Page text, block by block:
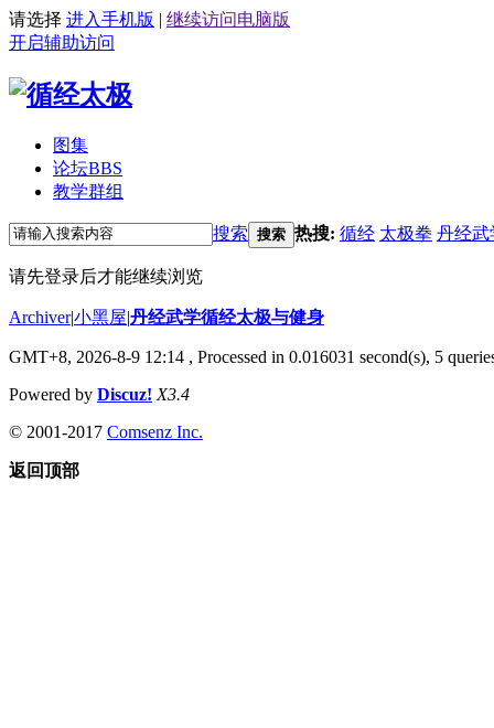
请选择 进入手机版 | 继续访问电脑版
开启辅助访问
图集
论坛BBS
教学群组
搜索 搜索 热搜: 循经 太极拳 丹经武
请先登录后才能继续浏览
Archiver|小黑屋|丹经武学循经太极与健身
GMT+8, 2026-8-9 12:14 , Processed in 0.016031 second(s), 5
Powered by Discuz! X3.4
© 2001-2017 Comsenz Inc.
返回顶部